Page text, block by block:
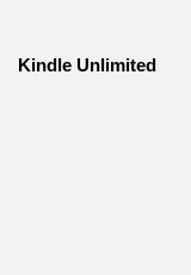
Kindle Unlimited